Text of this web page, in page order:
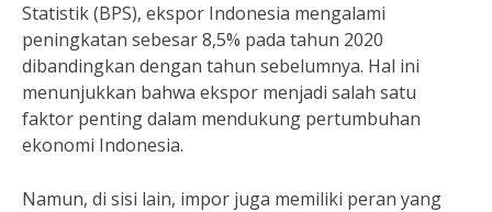
Statistik (BPS), ekspor Indonesia mengalami
peningkatan sebesar 8,5% pada tahun 2020
dibandingkan dengan tahun sebelumnya. Hal ini
menunjukkan bahwa ekspor menjadi salah satu
faktor penting dalam mendukung pertumbuhan
ekonomi Indonesia.
Namun, di sisi lain, impor juga memiliki peran yang